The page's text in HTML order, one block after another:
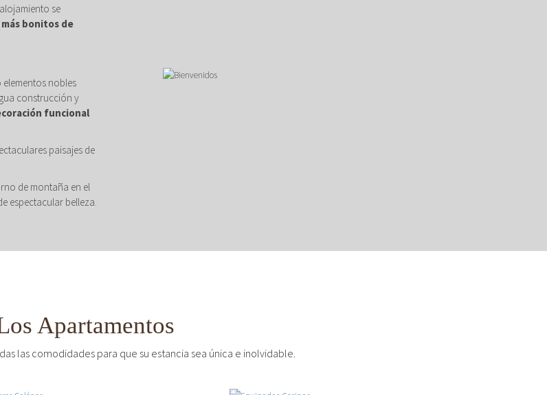
se
bonitos de
nobles
construcción y
funcional
paisajes de
de montaña en el
espectacular belleza.
Apartamentos
las comodidades para que su estancia sea única e inolvidable.